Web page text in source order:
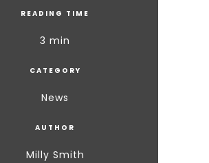
READING TIME
3 min
CATEGORY
News
AUTHOR
Milly Smith